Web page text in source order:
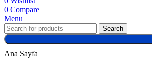
0 Compare
Menu
Search
Ana Sayfa